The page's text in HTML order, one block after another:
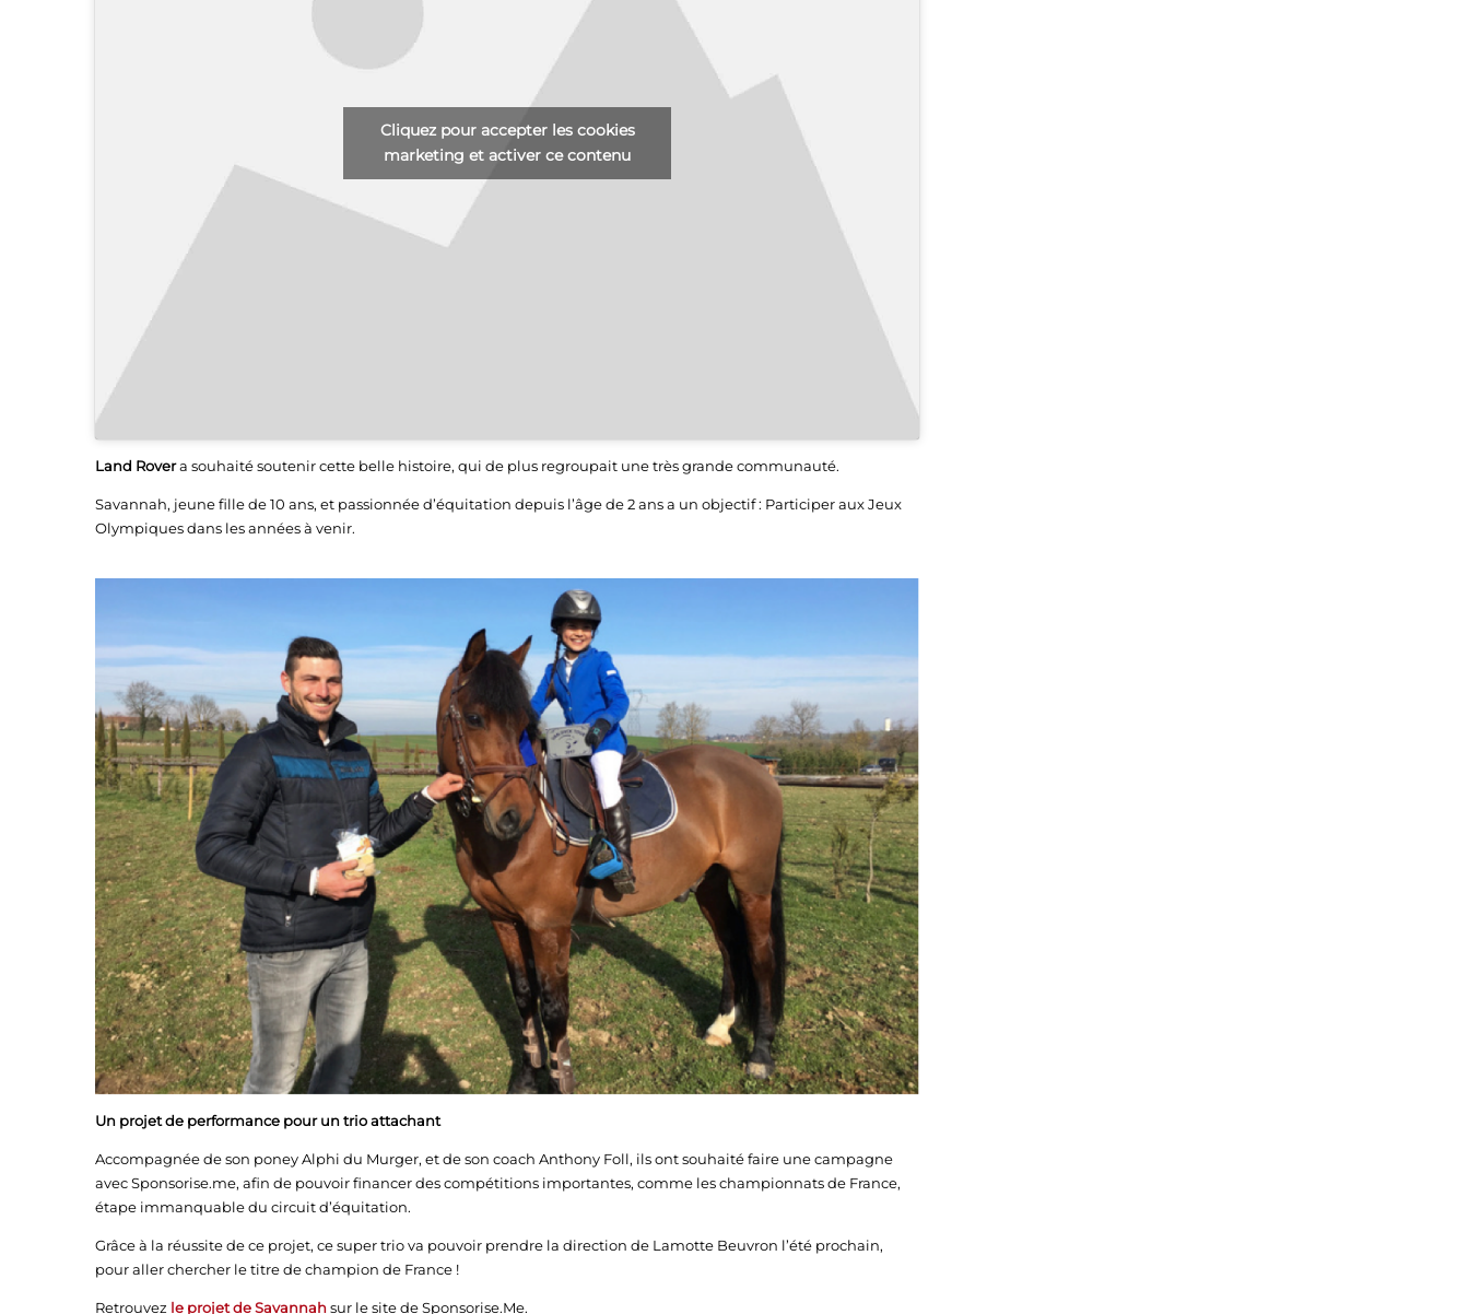
Cliquez pour accepter les cookies
marketing et activer ce contenu
Land Rovera souhaité soutenir cette belle histoire, qui de plus regroupait une très grande communauté.
Savannah, jeune fille de 10 ans, et passionnée d’équitation depuis l’âge de 2 ans a un objectif : Participer aux Jeux
Olympiques dans les années à venir.
Un projet de performance pour un trio attachant
Accompagnée de son poney Alphi du Murger, et de son coach Anthony Foll, ils ont souhaité faire une campagne
avec Sponsorise.me, afin de pouvoir financer des compétitions importantes, comme les championnats de France,
étape immanquable du circuit d’équitation.
Grâce à la réussite de ce projet, ce super trio va pouvoir prendre la direction de Lamotte Beuvron l’été prochain,
pour aller chercher le titre de champion de France !
Retrouvez le projet de Savannahsur le site de Sponsorise.Me.